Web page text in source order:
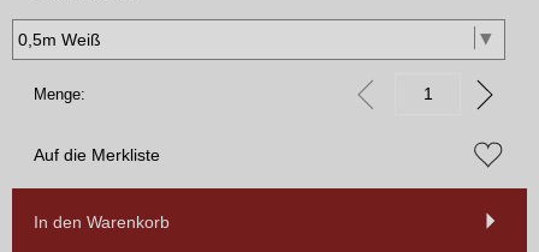
Menge:
Auf die Merkliste
In den Warenkorb